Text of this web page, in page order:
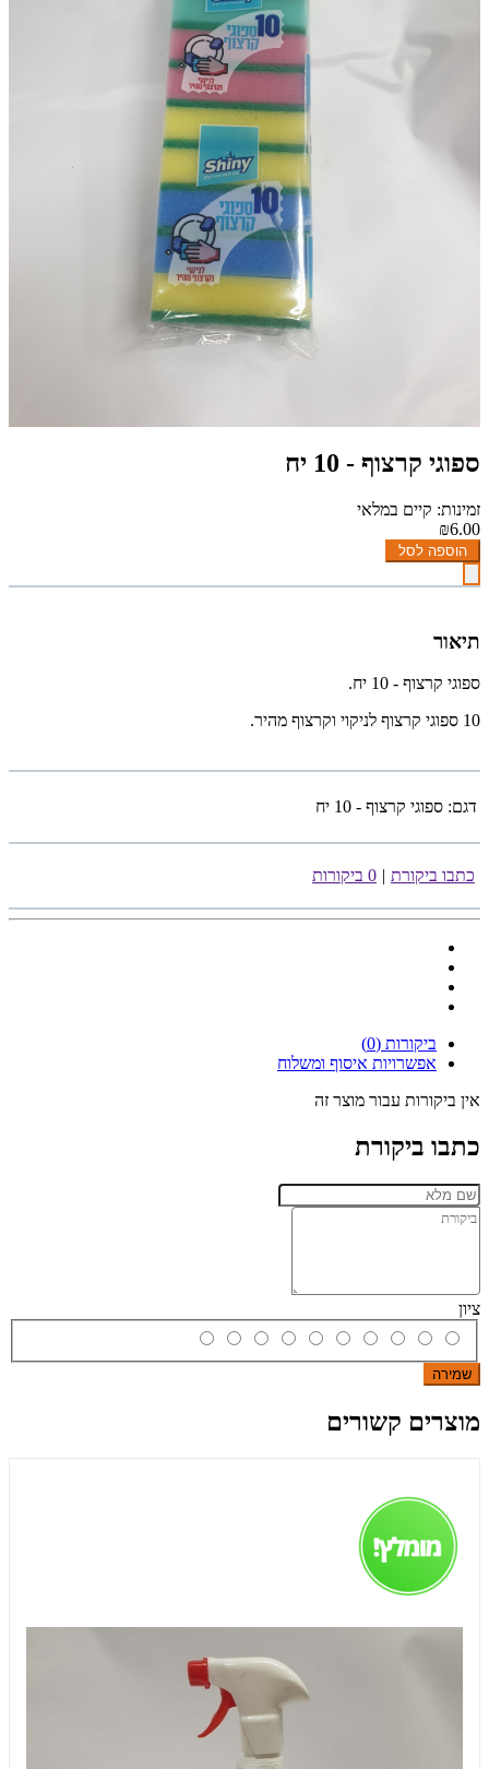
ספוגי קרצוף - 10 יח
זמינות: קיים במלאי
₪6.00
הוספה לסל
תיאור
ספוגי קרצוף - 10 יח.
10 ספוגי קרצוף לניקוי וקרצוף מהיר.
דגם: ספוגי קרצוף - 10 יח
כתבו ביקורת | 0 ביקורות
ביקורות (0)
אפשרויות איסוף ומשלוח
אין ביקורות עבור מוצר זה
כתבו ביקורת
ציון
שמירה
מוצרים קשורים